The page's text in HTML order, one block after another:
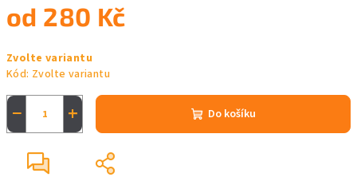
od 280 Kč
cena:
Zvolte variantu
Kód: Zvolte variantu
+
− Do košíku